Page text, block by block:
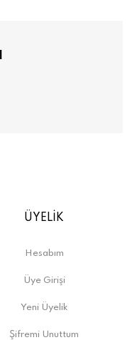
ÜYELİK
Hesabım
Üye Girişi
Yeni Üyelik
Şifremi Unuttum